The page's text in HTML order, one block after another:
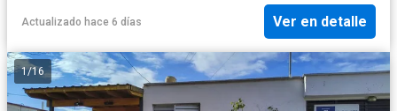
Actualizado hace 6 días Ver en detalle
1/16